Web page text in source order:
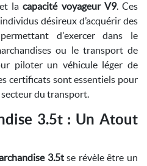
lacapacité voyageur V9. Ces
désireux d’acquérir des
d'exercer dans le
ou le transport de
piloter un véhicule léger de
certificats sont essentiels pour
du transport.
3.5t : Un Atout
3.5tse révèle être un